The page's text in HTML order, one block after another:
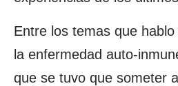
Entre los temas que
la enfermedad auto-
que se tuvo que someter